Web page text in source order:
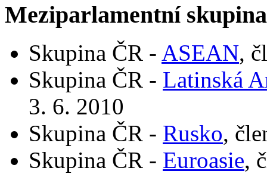
Meziparlamentní
Skupina ČR - ASEAN,
Skupina ČR - Latinská
3. 6. 2010
Skupina ČR - Rusko,
Skupina ČR - Euroasie,